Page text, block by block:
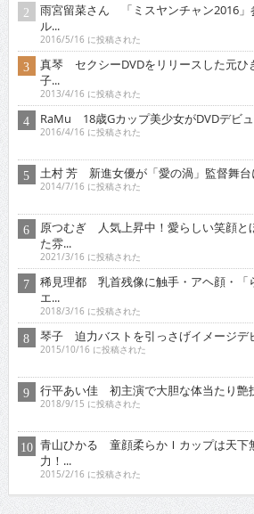
雨宮留菜さん 「ミスヤンチャン2016」
ル...
2016/5/16 に投稿された
真琴 セクシーDVDをリリースした元ひ
子...
2013/4/16 に投稿された
RaMu 18歳Gカップ美少女がDVDデビ
2016/4/16 に投稿された
土村 芳 新進女優が「愛の渦」監督舞台
2014/7/16 に投稿された
原つむぎ 人気上昇中！愛らしい笑顔と
た雰...
2021/3/16 に投稿された
稀見理都 乳首残像に触手・アヘ顔・「
エ...
2018/3/16 に投稿された
琴子 迫力バストを引っさげイメージデ
2015/10/16 に投稿された
行平あい佳 初主演で大胆な体当たり艶
2018/9/15 に投稿された
青山ひかる 童顔柔らかＩカップは天下
力！...
2015/2/16 に投稿された